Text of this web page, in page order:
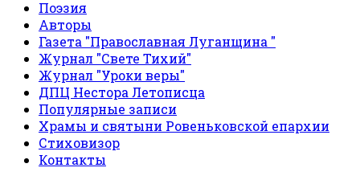
Поэзия
Авторы
Газета "Православная Луганщина "
Журнал "Свете Тихий"
Журнал "Уроки веры"
ДПЦ Нестора Летописца
Популярные записи
Храмы и святыни Ровеньковской епархии
Стиховизор
Контакты